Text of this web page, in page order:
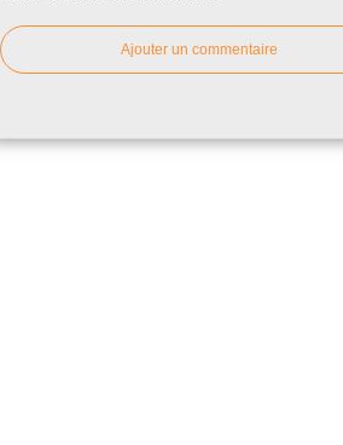
Ajouter un commentaire